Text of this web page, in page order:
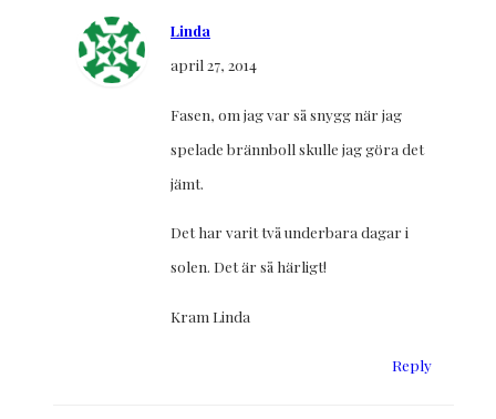
Linda
april 27, 2014
Fasen, om jag var så snygg när jag
spelade brännboll skulle jag göra det
jämt.
Det har varit två underbara dagar i
solen. Det är så härligt!
Kram Linda
Reply